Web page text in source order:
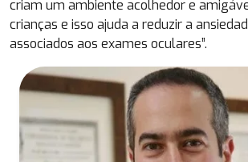
criam um ambiente acolhedor e
crianças e isso ajuda a reduzir a
associados aos exames oculares”.